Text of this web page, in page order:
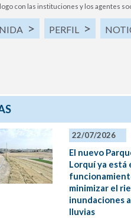
con las instituciones y los agentes
PERFIL
22/07/2026
El nuevo
Lorquí ya está
minimizar el
inundaciones
lluvias